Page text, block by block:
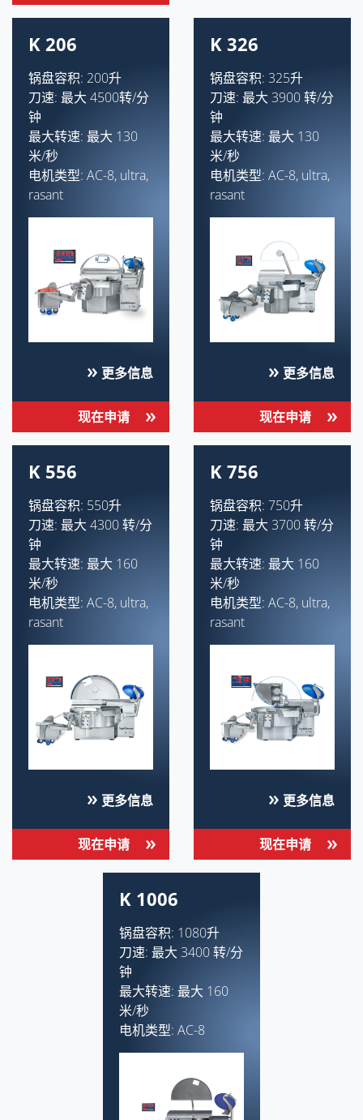
K 206
锅盘容积: 200升
刀速: 最大 4500转/分
钟
最大转速: 最大 130
米/秒
电机类型: AC-8, ultra,
rasant
更多信息
现在申请
K 326
锅盘容积: 325升
刀速: 最大 3900 转/分
钟
最大转速: 最大 130
米/秒
电机类型: AC-8, ultra,
rasant
更多信息
现在申请
K 556
锅盘容积: 550升
刀速: 最大 4300 转/分
钟
最大转速: 最大 160
米/秒
电机类型: AC-8, ultra,
rasant
更多信息
现在申请
K 756
锅盘容积: 750升
刀速: 最大 3700 转/分
钟
最大转速: 最大 160
米/秒
电机类型: AC-8, ultra,
rasant
更多信息
现在申请
K 1006
锅盘容积: 1080升
刀速: 最大 3400 转/分
钟
最大转速: 最大 160
米/秒
电机类型: AC-8